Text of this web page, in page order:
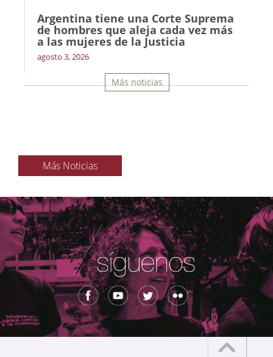
Argentina tiene una Corte Suprema
de hombres que aleja cada vez más
a las mujeres de la Justicia
agosto 3, 2026
Más noticias
Más Noticias